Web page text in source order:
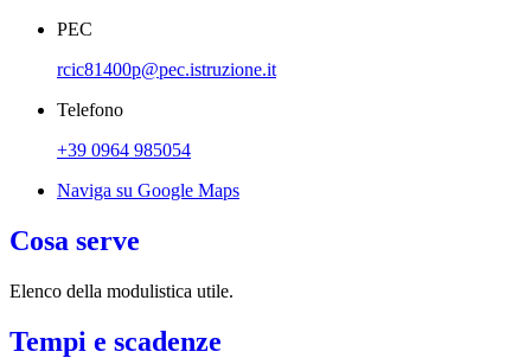
PEC
rcic81400p@pec.istruzione.it
Telefono
+39 0964 985054
Naviga su Google Maps
Cosa serve
Elenco della modulistica utile.
Tempi e scadenze